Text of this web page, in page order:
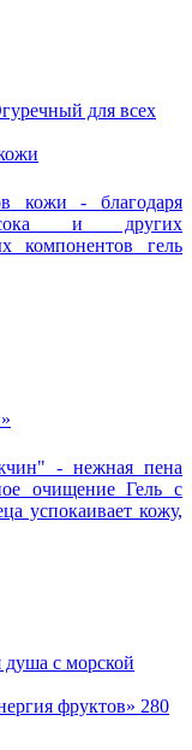
кожи - благодаря
сока и других
компонентов гель
- нежная пена
очищение Гель с
успокаивает кожу,
фруктов» 280